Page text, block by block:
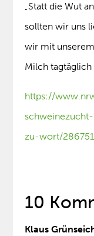
„Statt die Wut
sollten wir uns
wir mit
Milch tagtäglich
https://
zu-wort/286751
10
Klaus